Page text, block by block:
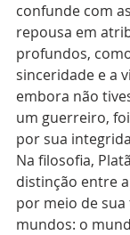
confunde com
repousa em
profundos,
sinceridade e a
embora não
um guerreiro,
por sua
Na filosofia,
distinção entre
por meio de
mundos: o